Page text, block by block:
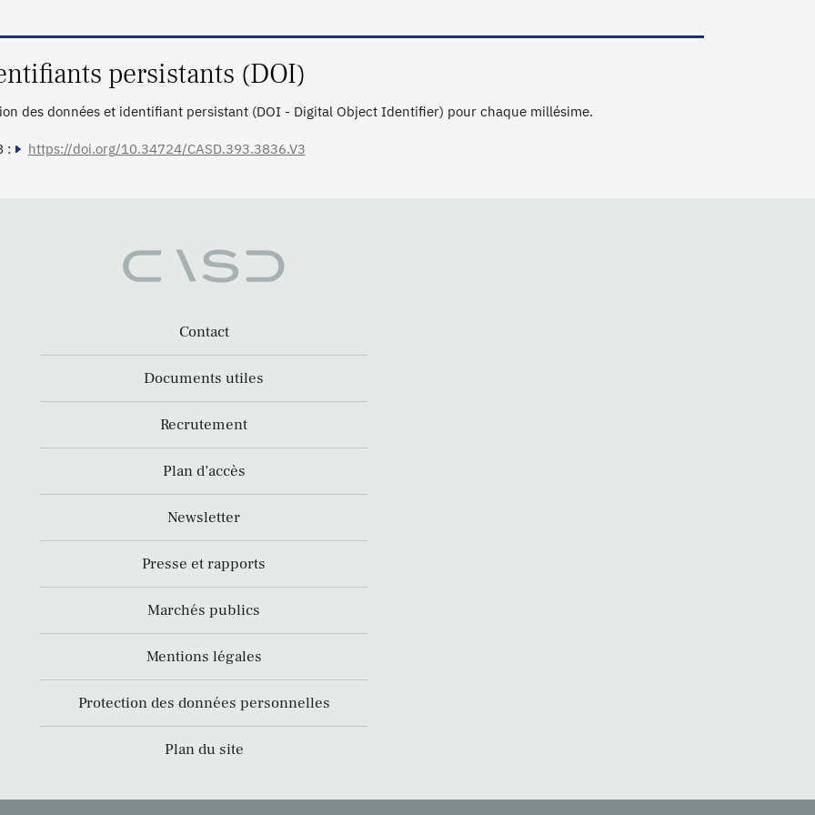
persistants (DOI)
des données et identifiant persistant (DOI - Digital Object Identifier) pour chaque millésime.
: https://doi.org/10.34724/CASD.393.3836.V3
Contact
Documents utiles
Recrutement
Plan d’accès
Newsletter
Presse et rapports
Marchés publics
Mentions légales
Protection des données personnelles
Plan du site